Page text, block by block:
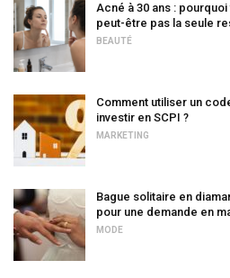
Acné à 30 ans :
peut-être pas la seule
BEAUTÉ
Comment utiliser un
investir en SCPI ?
MARKETING
Bague solitaire en
pour une demande en
MODE